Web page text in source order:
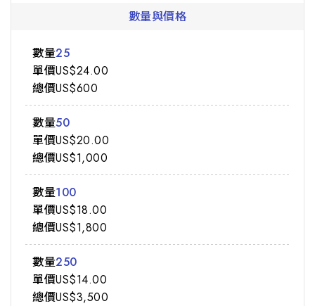
數量與價格
25
US$24.00
US$600
50
US$20.00
US$1,000
100
US$18.00
US$1,800
250
US$14.00
US$3,500